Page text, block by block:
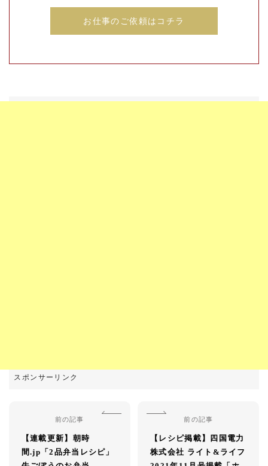
お仕事のご依頼はコチラ
前の記事
【連載更新】朝時
間.jp「2品弁当レシピ」
前の記事
【レシピ掲載】四国電力
株式会社 ライト&ライフ